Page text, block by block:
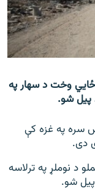
وخت د سهار په
پیل شو.
سره په غزه کې
د نوملړ په ترلاسه
شو.